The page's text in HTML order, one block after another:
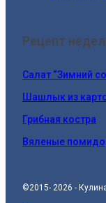
Рецепт
Салат “Зимний
Шашлык из
Грибная костра
Вяленые
©2015- 2026 -